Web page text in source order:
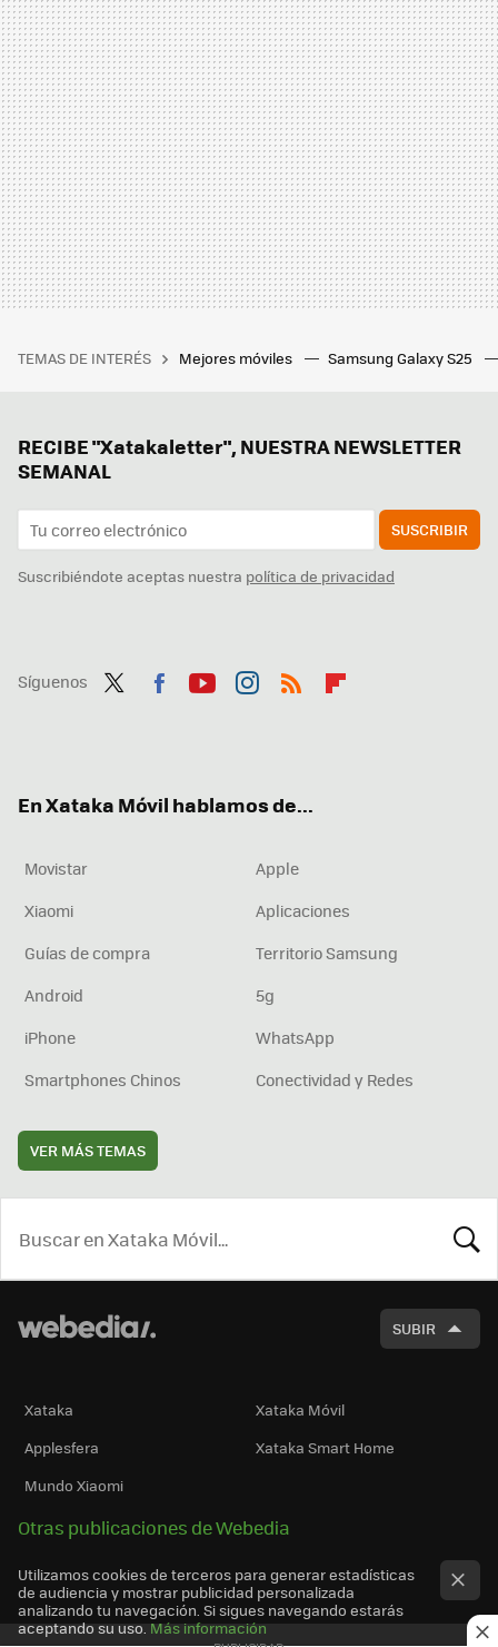
TEMAS DE INTERÉS Mejores móviles Samsung Galaxy S25
RECIBE "Xatakaletter", NUESTRA NEWSLETTER
SEMANAL
SUSCRIBIR
Suscribiéndote aceptas nuestra política de privacidad
Síguenos
En Xataka Móvil hablamos de...
Movistar
Apple
Xiaomi
Aplicaciones
Guías de compra
Territorio Samsung
Android
5g
iPhone
WhatsApp
Smartphones Chinos
Conectividad y Redes
VER MÁS TEMAS
SUBIR
Xataka
Xataka Móvil
Applesfera
Xataka Smart Home
Mundo Xiaomi
Otras publicaciones de Webedia
Utilizamos cookies de terceros para generar estadísticas
de audiencia y mostrar publicidad personalizada
analizando tu navegación. Si sigues navegando estarás
aceptando su uso. Más información